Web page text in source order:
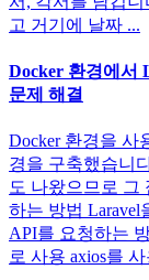
고 거기에 날짜 ...
Docker 환경에서
문제 해결
Docker 환경을 사
경을 구축했습니
도 나왔으므로 그
하는 방법 Laravel
API를 요청하는
로 사용 axios를